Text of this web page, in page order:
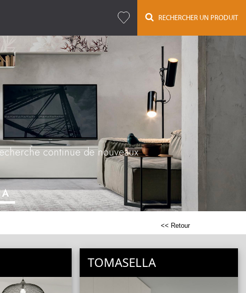
RECHERCHER UN PRODUIT
continue de nouveaux
<< Retour
TOMASELLA